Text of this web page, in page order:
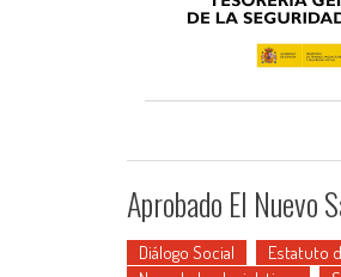
Aprobado El Nuevo
Diálogo Social Estatuto